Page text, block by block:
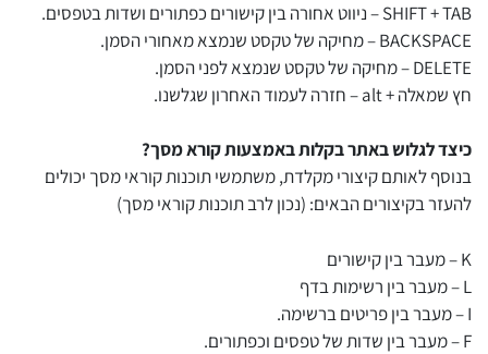
SHIFT + TAB – ניווט אחורה בין קישורים כפתורים ושדות בטפסים.
BACKSPACE – מחיקה של טקסט שנמצא מאחורי הסמן.
DELETE – מחיקה של טקסט שנמצא לפני הסמן.
חץ שמאלה + alt – חזרה לעמוד האחרון שגלשנו.
כיצד לגלוש באתר בקלות באמצעות קורא מסך?
בנוסף לאותם קיצורי מקלדת, משתמשי תוכנות קוראי מסך יכולים
להעזר בקיצורים הבאים: (נכון לרב תוכנות קוראי מסך)
K – מעבר בין קישורים
L – מעבר בין רשימות בדף
I – מעבר בין פריטים ברשימה.
F – מעבר בין שדות של טפסים וכפתורים.